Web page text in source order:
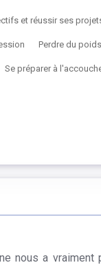
et réussir ses
Perdre du poids
Se préparer à
nous a vraiment